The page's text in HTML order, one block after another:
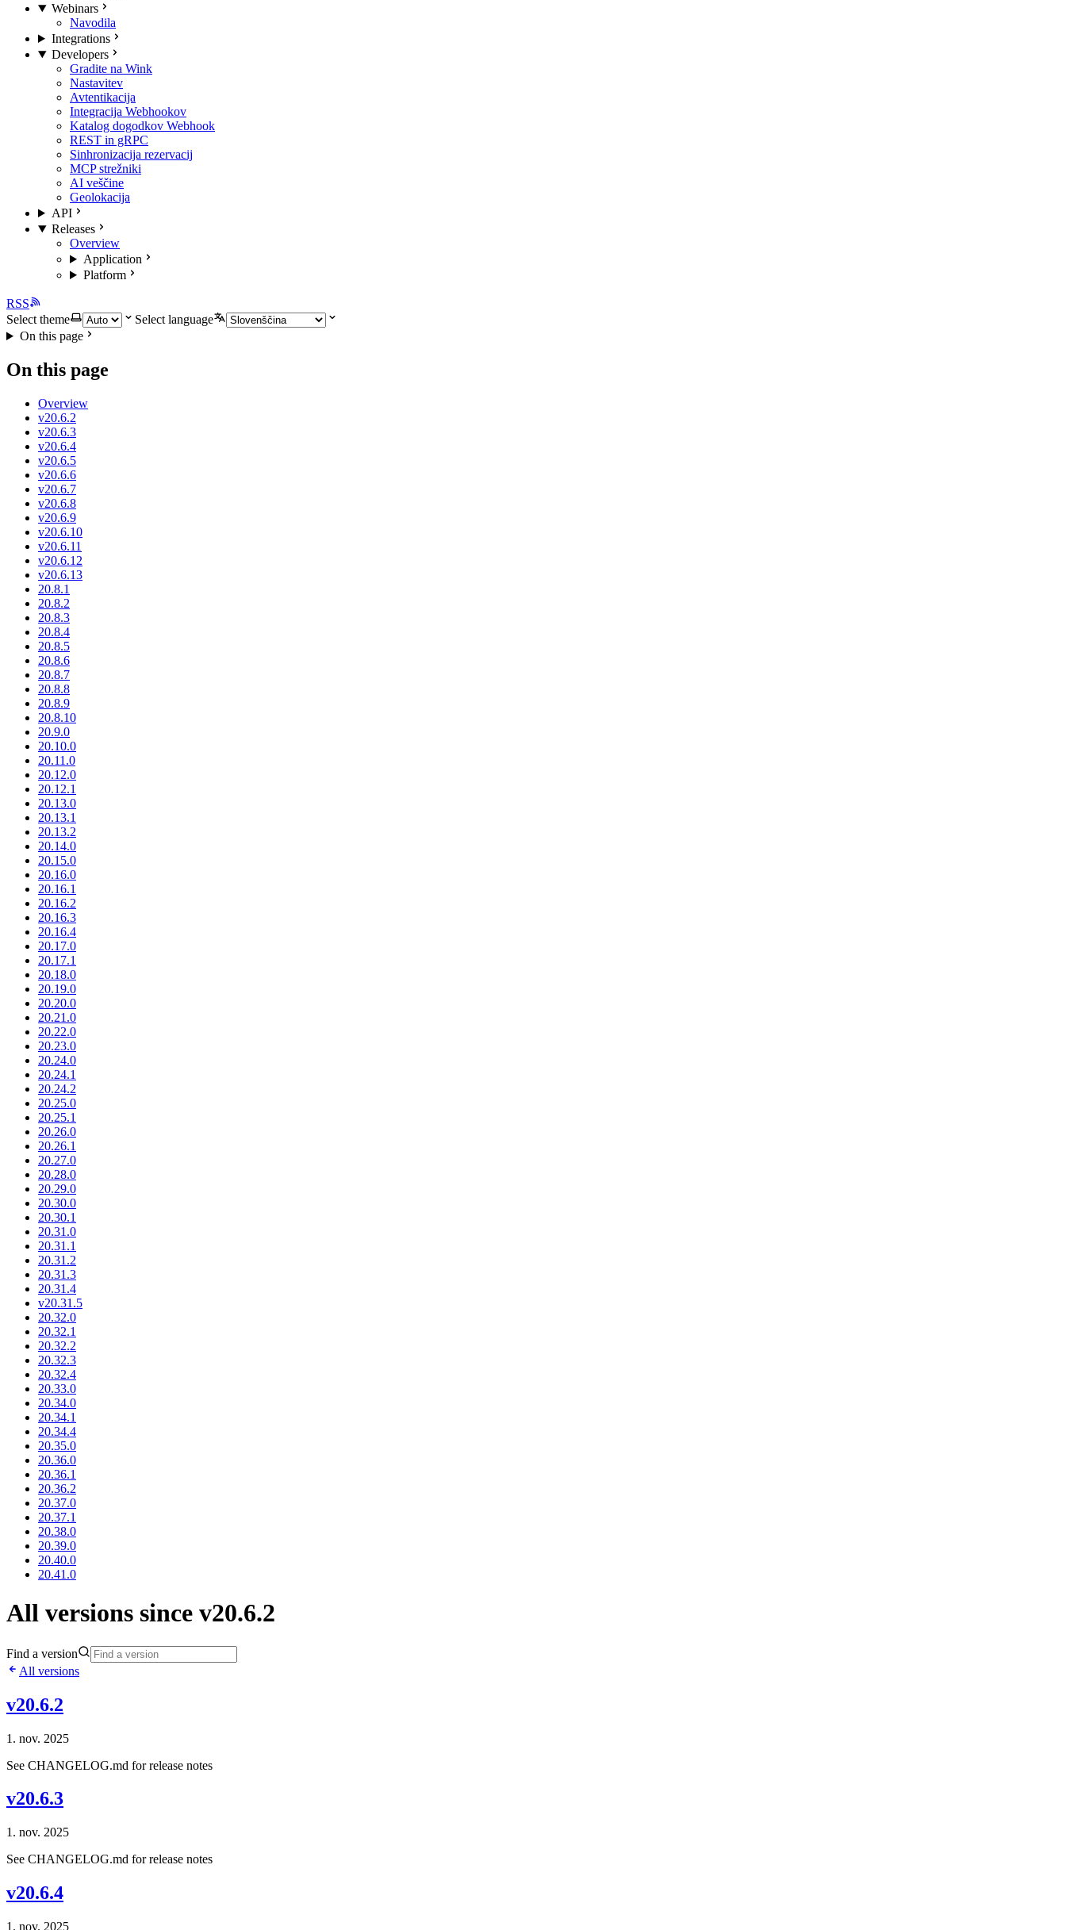
Webinars
Navodila
Integrations
Developers
Gradite na Wink
Nastavitev
Avtentikacija
Integracija Webhookov
Katalog dogodkov Webhook
REST in gRPC
Sinhronizacija rezervacij
MCP strežniki
AI veščine
Geolokacija
API
Releases
Overview
Application
Platform
RSS
Select theme
Select language
On this page
On this page
Overview
v20.6.2
v20.6.3
v20.6.4
v20.6.5
v20.6.6
v20.6.7
v20.6.8
v20.6.9
v20.6.10
v20.6.11
v20.6.12
v20.6.13
20.8.1
20.8.2
20.8.3
20.8.4
20.8.5
20.8.6
20.8.7
20.8.8
20.8.9
20.8.10
20.9.0
20.10.0
20.11.0
20.12.0
20.12.1
20.13.0
20.13.1
20.13.2
20.14.0
20.15.0
20.16.0
20.16.1
20.16.2
20.16.3
20.16.4
20.17.0
20.17.1
20.18.0
20.19.0
20.20.0
20.21.0
20.22.0
20.23.0
20.24.0
20.24.1
20.24.2
20.25.0
20.25.1
20.26.0
20.26.1
20.27.0
20.28.0
20.29.0
20.30.0
20.30.1
20.31.0
20.31.1
20.31.2
20.31.3
20.31.4
v20.31.5
20.32.0
20.32.1
20.32.2
20.32.3
20.32.4
20.33.0
20.34.0
20.34.1
20.34.4
20.35.0
20.36.0
20.36.1
20.36.2
20.37.0
20.37.1
20.38.0
20.39.0
20.40.0
20.41.0
All versions since v20.6.2
Find a version
All versions
v20.6.2
1. nov. 2025
See CHANGELOG.md for release notes
v20.6.3
1. nov. 2025
See CHANGELOG.md for release notes
v20.6.4
1. nov. 2025